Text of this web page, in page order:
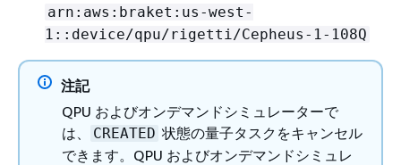
arn:aws:braket:us-west-
1::device/qpu/rigetti/Cepheus-1-108Q
注記
QPU およびオンデマンドシミュレーターで
は、
CREATED 状態の量子タスクをキャンセル
できます。QPU およびオンデマンドシミュレ